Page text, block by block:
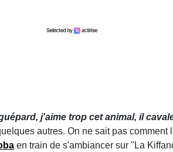
j'aime trop cet animal, il
autres. On ne sait pas comment
en train de s'ambiancer sur "La